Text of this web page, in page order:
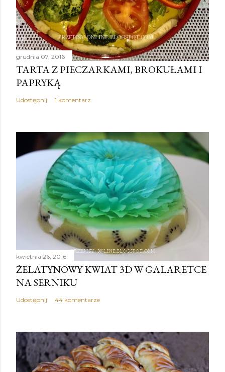
grudnia 07, 2016
TARTA Z PIECZARKAMI, BROKUŁAMI I
PAPRYKĄ
Udostępnij 1 komentarz
kwietnia 26, 2016
ŻELATYNOWY KWIAT 3D W GALARETCE
NA SERNIKU
Udostępnij 44 komentarze